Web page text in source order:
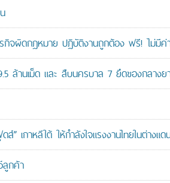
ผิดกฎหมาย ปฏิบัติงานถูกต้อง ฟรี! ไม่มีค่า
านเม็ด และ สืบนครบาล 7 ยึดของกลางย
เกาหลีใต้ ให้กำลังใจแรงงานไทยในต่างแด
ลูกค้า